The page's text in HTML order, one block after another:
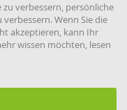
verbessern, persönliche
Wenn Sie die
akzeptieren, kann Ihr
wissen möchten, lesen